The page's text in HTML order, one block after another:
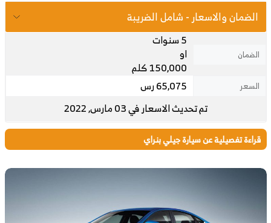
الضمان والاسعار - شامل الضريبة
الضمان
5 سنوات
او
150,000 كلم
السعر
65,075 رس
تم تحديث الاسعار في 03 مارس, 2022
قراءة تفصيلية عن سيارة جيلي بنراي